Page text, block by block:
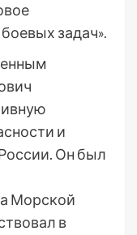
задач».
и
Он был
Морской
в